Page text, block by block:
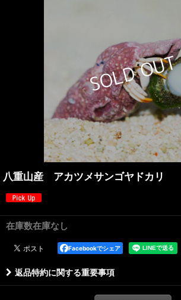
八重山産 アカツメサンゴヤドカリ
在庫数在庫なし
Facebookでシェア
返品特約に関する重要事項